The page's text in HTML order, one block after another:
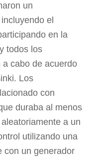
un
el
en la
todos los
cabo de acuerdo
Los
con
duraba al menos
a un
utilizando una
con un generador